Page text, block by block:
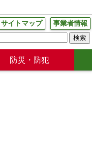
サイトマップ 事業者情報
防災・防犯